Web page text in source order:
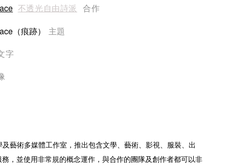
不透光自由詩派 合作
（痕跡） 主題
字
藝術多媒體工作室，推出包含文學、藝術、影視、服裝、出
，並使用非常規的概念運作，與合作的團隊及創作者都可以非